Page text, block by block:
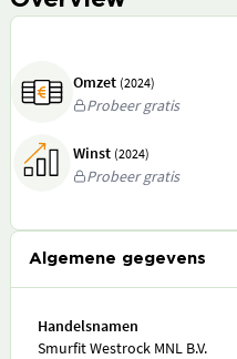
Omzet (2024)
Probeer gratis
Winst (2024)
Probeer gratis
Algemene gegevens
Handelsnamen
Smurfit Westrock MNL B.V.